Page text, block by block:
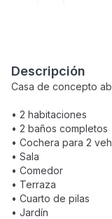
Descripción
Casa de concepto
• 2 habitaciones
• 2 baños completos
• Cochera para 2
• Sala
• Comedor
• Terraza
• Cuarto de pilas
• Jardín